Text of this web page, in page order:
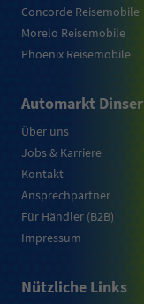
Concorde Reisemobile
Morelo Reisemobile
Phoenix Reisemobile
Automarkt Dinser
Über uns
Jobs & Karriere
Kontakt
Ansprechpartner
Für Händler (B2B)
Impressum
Nützliche Links